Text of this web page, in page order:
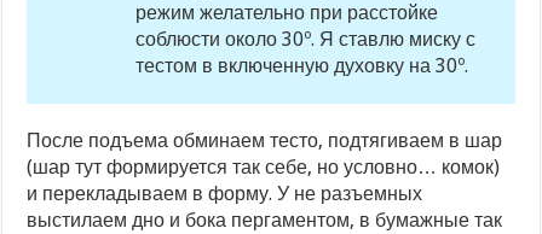
режим желательно при расстойке
соблюсти около 30º. Я ставлю миску с
тестом в включенную духовку на 30º.
После подъема обминаем тесто, подтягиваем в шар
(шар тут формируется так себе, но условно… комок)
и перекладываем в форму. У не разъемных
выстилаем дно и бока пергаментом, в бумажные так